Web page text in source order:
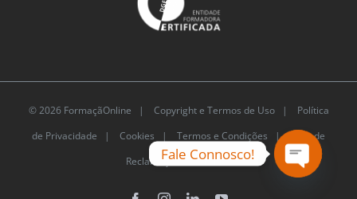
© 2026 FormaçãOnline |Copyright e Termos de
Uso|Política de Privacidade|Cookies|Termos e
Condições |Livro de Reclamações Eletrónico
Fale Connosco!